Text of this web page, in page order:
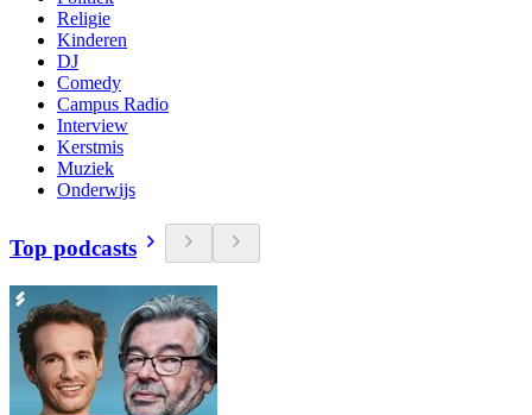
Religie
Kinderen
DJ
Comedy
Campus Radio
Interview
Kerstmis
Muziek
Onderwijs
Top podcasts